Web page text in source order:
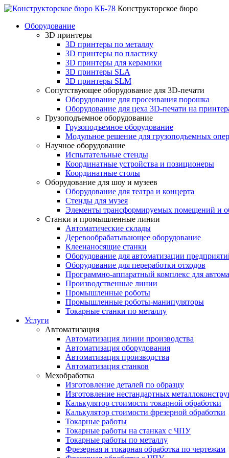
Конструкторское бюро
Оборудование
3D принтеры
3D принтеры по металлу
3D принтеры по пластику
3D принтеры для керамики
3D принтеры SLA
3D принтеры SLM
Сопутствующее оборудование для 3D-печати
Оборудование для просеивания порошка
Оборудование для цеха 3D-печати на
Грузоподъемное оборудование
Грузоподъемное оборудование
Модульное решение для грузоподъемных
Научное оборудование
Испытательные стенды
Координатные устройства и позиционеры
Координатные столы
Оборудование для шоу и музеев
Оборудование для театра и концерта
Стенды для музея
Элементы трансформируемых помещений и
Станки и промышленные линии
Автоматические склады
Деревообрабатывающее оборудование
Клеенаносящие станки
Оборудование для автоматизации
Оборудование для переработки отходов
Программно-аппаратный комплекс для
Производственные линии
Промышленные роботы
Промышленные роботы-манипуляторы
Токарные станки по металлу
Услуги
Автоматизация
Автоматизация линии производства
Автоматизация оборудования
Автоматизация производства
Автоматизация станков
Мехобработка
Изготовление деталей по образцу
Изготовление нестандартных
Калькулятор стоимости токарной обработки
Калькулятор стоимости фрезерной обработки
Токарные работы
Токарные работы на станках с ЧПУ
Токарные работы по металлу
Фрезерная и токарная обработка по чертежам